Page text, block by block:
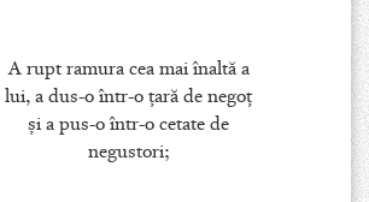
A rupt ramura cea mai înaltă a
lui, a dus-o într-o ţară de negoţ
şi a pus-o într-o cetate de
negustori;